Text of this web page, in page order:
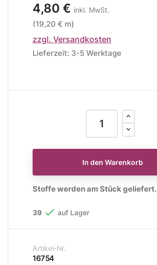
4,80 € inkl. MwSt.
(19,20 € m)
zzgl. Versandkosten
Lieferzeit: 3-5 Werktage
In den Warenkorb
Stoffe werden am Stück geliefert.
39  auf Lager
Artikel-Nr.
16754